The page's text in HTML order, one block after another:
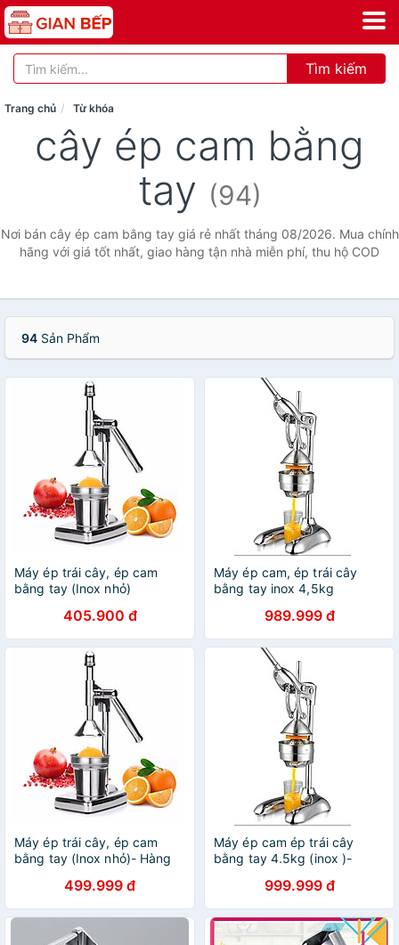
Tìm kiếm
Trang chủ Từ khóa
cây ép cam bằng
tay (94)
Nơi bán cây ép cam bằng tay giá rẻ nhất tháng 08/2026. Mua chính
hãng với giá tốt nhất, giao hàng tận nhà miễn phí, thu hộ COD
94 Sản Phẩm
Máy ép trái cây, ép cam
bằng tay (Inox nhỏ)
405.900 đ
Máy ép cam, ép trái cây
bằng tay inox 4,5kg
989.999 đ
Máy ép trái cây, ép cam
bằng tay (Inox nhỏ)- Hàng
499.999 đ
Máy ép cam ép trái cây
bằng tay 4.5kg (inox )-
999.999 đ